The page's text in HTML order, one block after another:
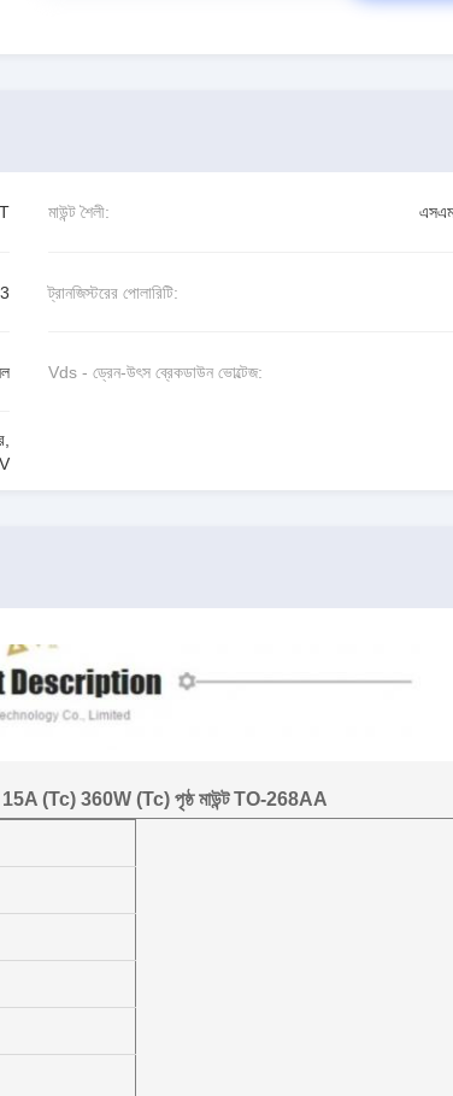
মাউন্ট শৈলী:
ট্রানজিস্টরের পোলারিটি:
Vds - ড্রেন-উৎস ব্রেকডাউন ভোল্টেজ:
,
(Tc) 360W (Tc) পৃষ্ঠ মাউন্ট TO-268AA